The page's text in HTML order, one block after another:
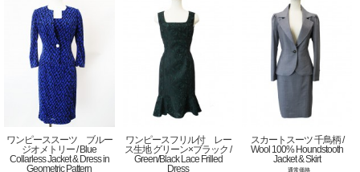
ワンピーススーツ ブルー
ジオメトリー / Blue
Collarless Jacket & Dress in
Geometric Pattern
ワンピースフリル付 レー
ス生地 グリーン×ブラック /
Green/Black Lace Frilled
Dress
スカートスーツ 千鳥柄 /
Wool 100% Houndstooth
Jacket & Skirt
通常価格